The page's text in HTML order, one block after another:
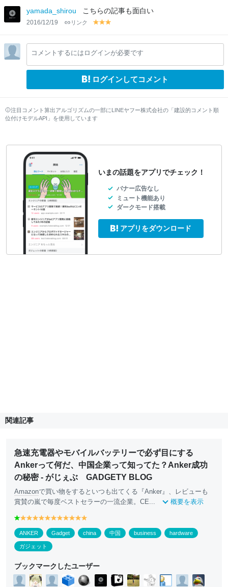
lo
w
lo
w
yamada_shirou こちらの記事も面白い
2016/12/19 リンク
y
lo
w
y
lo
w
lo
w
コメントするにはログインが必要です
ログインしてコメント
注目コメント算出アルゴリズムの一部にLINEヤフー株式会社の「建設的コメント順
位付けモデルAPI」を使用しています
いまの話題をアプリでチェック！
バナー広告なし
ミュート機能あり
ダークモード搭載
アプリをダウンロード
関連記事
急速充電器やモバイルバッテリーで必ず目にする
Ankerって何だ、中国企業って知ってた？Anker成功
の秘密 - がじぇぶ GADGETY BLOG
Amazonで買い物をするといつも出てくる『Anker』、レビューも
賞賛の嵐で毎度ベストセラーの一流企業。CE...
概要を表示
g
r
e
e
y
e
ll
o
y
e
ll
o
y
e
ll
o
y
e
ll
o
y
e
ll
o
y
e
ll
o
y
e
ll
y
e
ll
y
e
ll
y
e
ll
e
ll
ANKER Gadget china 中国 business hardware
ガジェット
ブックマークしたユーザー